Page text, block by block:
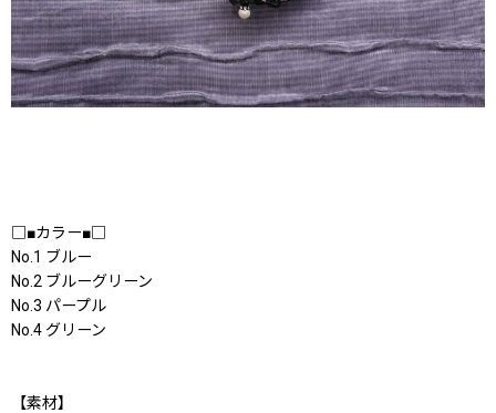
□■カラー■□
No.1 ブルー
No.2 ブルーグリーン
No.3 パープル
No.4 グリーン
【素材】